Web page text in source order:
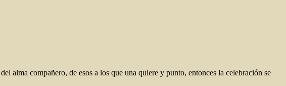
alma compañero, de esos a los que una quiere y punto, entonces la celebración se